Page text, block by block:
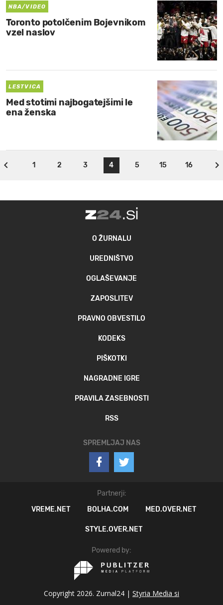
NBA/VIDEO
Toronto potolčenim Bojevnikom
vzel naslov
LESTVICA
Med stotimi najbogatejšimi le
ena ženska
1 2 3 4 5 15 16
O ŽURNALU
UREDNIŠTVO
OGLAŠEVANJE
ZAPOSLITEV
PRAVNO OBVESTILO
KODEKS
PIŠKOTKI
NAGRADNE IGRE
PRAVILA ZASEBNOSTI
RSS
SPREMLJAJ NAS
Partnerji:
VREME.NET
BOLHA.COM MED.OVER.NET
STYLE.OVER.NET
Powered by:
Copyright 2026. Zurnal24 | Styria Media si